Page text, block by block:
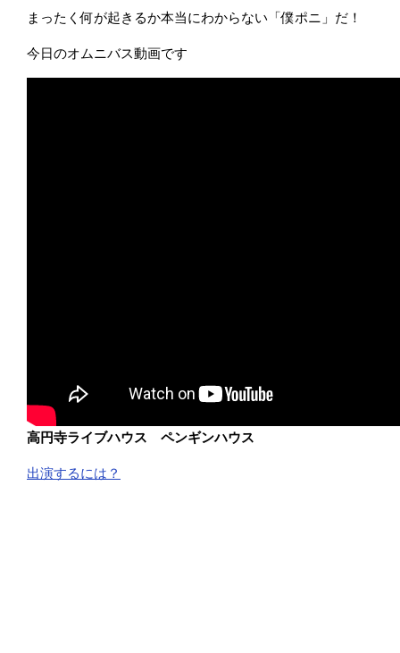
まったく何が起きるか本当にわからない「僕ポニ」だ！
今日のオムニバス動画です
高円寺ライブハウス ペンギンハウス
出演するには？